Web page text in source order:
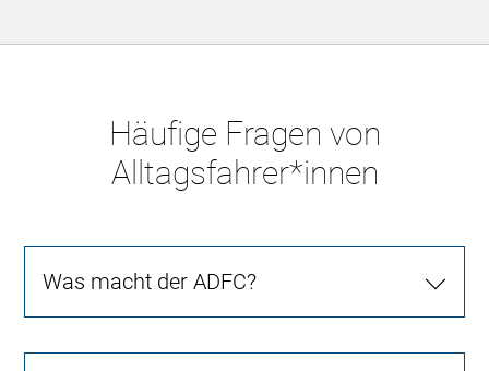
Häufige Fragen von
Alltagsfahrer*innen
Was macht der ADFC?